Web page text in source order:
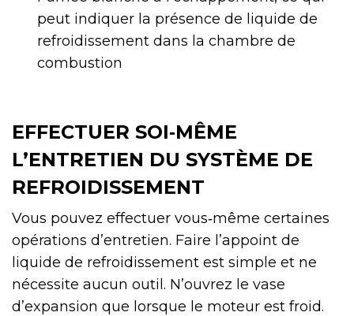
peut indiquer la présence de liquide de
refroidissement dans la chambre de
combustion
EFFECTUER SOI‑MÊME
L’ENTRETIEN DU SYSTÈME DE
REFROIDISSEMENT
Vous pouvez effectuer vous‑même certaines
opérations d’entretien. Faire l’appoint de
liquide de refroidissement est simple et ne
nécessite aucun outil. N’ouvrez le vase
d’expansion que lorsque le moteur est froid.